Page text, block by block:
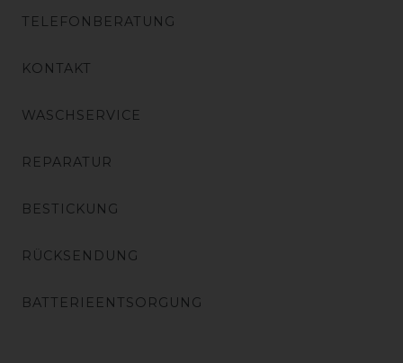
TELEFONBERATUNG
KONTAKT
WASCHSERVICE
REPARATUR
BESTICKUNG
RÜCKSENDUNG
BATTERIEENTSORGUNG